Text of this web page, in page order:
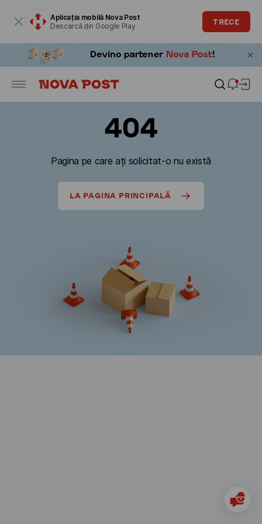
Aplicația mobilă Nova Post
Descarcă din Google Play
TRECE
404
Pagina pe care ați solicitat-o nu există
LA PAGINA PRINCIPALĂ